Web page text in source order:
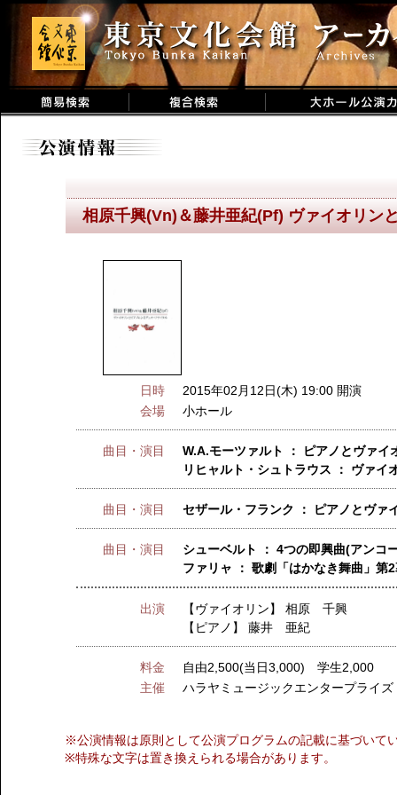
相原千興(Vn)＆藤井亜紀(Pf) ヴァイオリン
日時
2015年02月12日(木) 19:00 開演
会場
小ホール
曲目・演目
W.A.モーツァルト ： ピアノとヴァ
リヒャルト・シュトラウス ： ヴァイ
曲目・演目 セザール・フランク ： ピアノとヴァ
曲目・演目
シューベルト ： 4つの即興曲(アンコ
ファリャ ： 歌劇「はかなき舞曲」第
出演 【ヴァイオリン】相原 千興
【ピアノ】藤井 亜紀
料金
自由2,500(当日3,000) 学生2,000
主催
ハラヤミュージックエンタープライズ
※公演情報は原則として公演プログラムの記載に基づいて
※特殊な文字は置き換えられる場合があります。